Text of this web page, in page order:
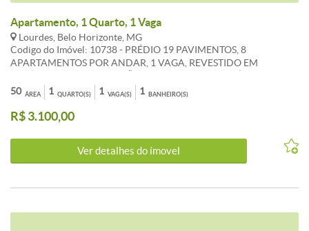
Apartamento, 1 Quarto, 1 Vaga
Lourdes, Belo Horizonte, MG
Codigo do Imóvel: 10738 - PRÉDIO 19 PAVIMENTOS, 8
APARTAMENTOS POR ANDAR, 1 VAGA, REVESTIDO EM
APARTAMENTO 1QUARTO MOBILIADO: ARMÁRIOS PISO
CERÂMICA, SALA, COZINHA CONJUGADA, BANHO SOCIAL.
ÁREA
50 QUARTO(S)
1 VAGA(S)
1 BANHEIRO(S)
1
R$ 3.100,00
Ver detalhes do ímovel